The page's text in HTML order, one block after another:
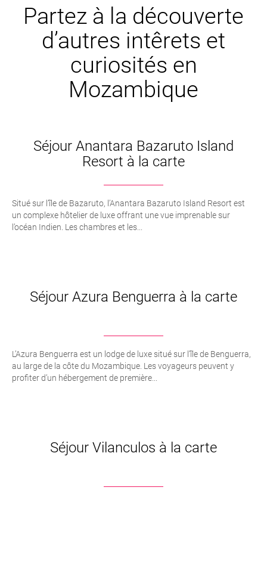
Partez à la découverte
d’autres intêrets et
curiosités en
Mozambique
Séjour Anantara Bazaruto Island
Resort à la carte
Situé sur l’île de Bazaruto, l’Anantara Bazaruto Island Resort est
un complexe hôtelier de luxe offrant une vue imprenable sur
l’océan Indien. Les chambres et les...
Séjour Azura Benguerra à la carte
L’Azura Benguerra est un lodge de luxe situé sur l’île de Benguerra,
au large de la côte du Mozambique. Les voyageurs peuvent y
profiter d’un hébergement de première...
Séjour Vilanculos à la carte